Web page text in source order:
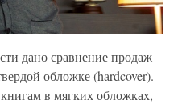
дано сравнение продаж
обложке (hardcover).
в мягких обложках,